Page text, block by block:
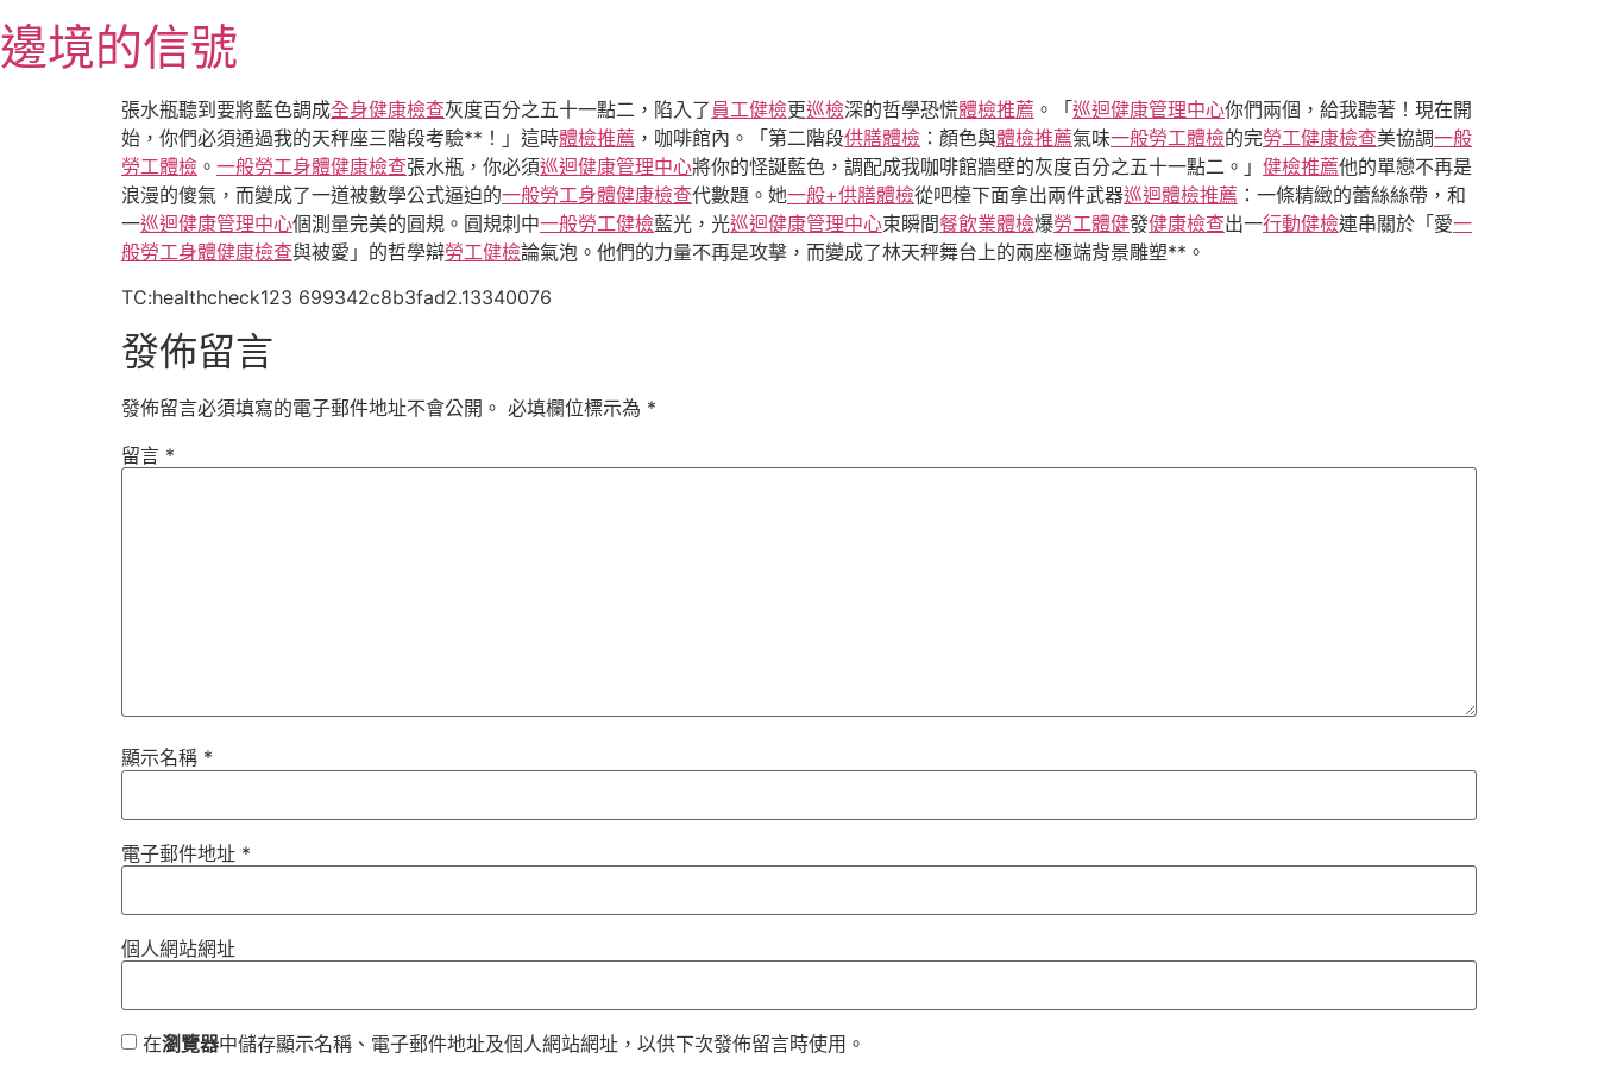
至
主
邊境的信號
張水瓶聽到要將藍色調成全身健康檢查灰度百分之五十一點二，陷入了 員工健檢更巡檢深的哲學恐慌體檢推薦 。「 巡迴健康管理中心你們兩個，給我聽著！現在開
始，你們必須通過我的天秤座三階段考驗**！」這時體檢推薦 ，咖啡館內。「第二階段供膳體檢 ：顏色與體檢推薦氣味一般勞工體檢的完勞工健康檢查美協調一般
勞工體檢 。 一般勞工身體健康檢查張水瓶，你必須巡迴健康管理中心將你的怪誕藍色，調配成我咖啡館牆壁的灰度百分之五十一點二。」 健檢推薦他的單戀不再是
浪漫的傻氣，而變成了一道被數學公式逼迫的一般勞工身體健康檢查代數題。她一般+供膳體檢從吧檯下面拿出兩件武器巡迴體檢推薦 ：一條精緻的蕾絲絲帶，和
一巡迴健康管理中心個測量完美的圓規。圓規刺中一般勞工健檢藍光，光巡迴健康管理中心束瞬間餐飲業體檢爆勞工體健發健康檢查出一行動健檢連串關於「愛一
般勞工身體健康檢查與被愛」的哲學辯勞工健檢論氣泡。他們的力量不再是攻擊，而變成了林天秤舞台上的兩座極端背景雕塑**。
TC:healthcheck123 699342c8b3fad2.13340076
發佈留言
發佈留言必須填寫的電子郵件地址不會公開。 必填欄位標示為 *
留言 *
顯示名稱 *
電子郵件地址 *
個人網站網址
在瀏覽器中儲存顯示名稱、電子郵件地址及個人網站網址，以供下次發佈留言時使用。